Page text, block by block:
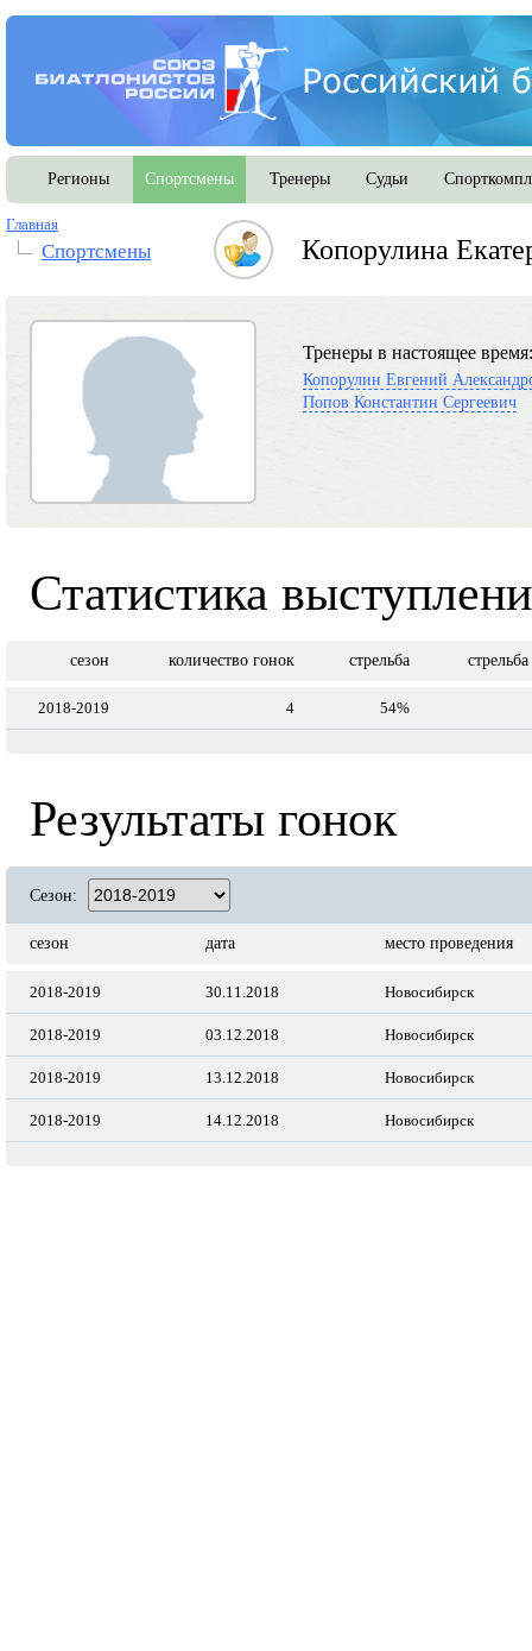
Регионы Спортсмены Тренеры Судьи
Главная
Спортсмены Копорулина
Тренеры в настоящее время:
Копорулин Евгений
Попов Константин Сергеевич
Статистика
сезон количество гонок стрельба
2018-2019 4 54%
Результаты гонок
Сезон:
сезон дата место проведения
2018-2019 30.11.2018 Новосибирск
2018-2019 03.12.2018 Новосибирск
2018-2019 13.12.2018 Новосибирск
2018-2019 14.12.2018 Новосибирск